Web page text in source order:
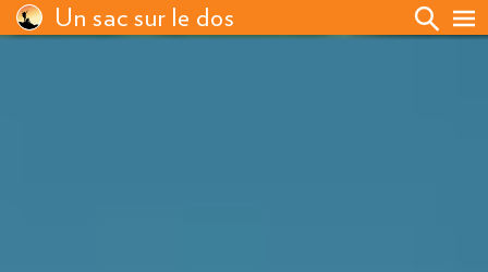
Un sac sur le dos